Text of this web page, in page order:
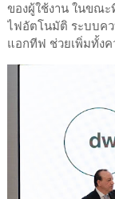
ของผู้ใช้งาน ในขณะ
ไฟอัตโนมัติ ระบบค
แอกทีฟ ช่วยเพิ่มทั้งค